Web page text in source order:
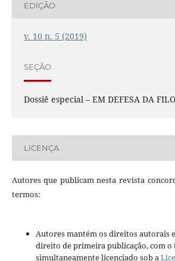
EDIÇÃO
v. 10 n. 5 (2019)
SEÇÃO
Dossiê especial – EM DEFESA DA
LICENÇA
Autores que publicam nesta revista
termos:
Autores mantém os direitos autorais
direito de primeira publicação, com o
simultaneamente licenciado sob a